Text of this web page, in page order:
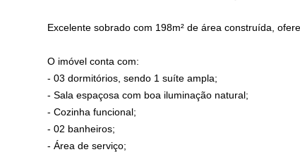
Excelente sobrado com 198m² de área construída,
O imóvel conta com:
- 03 dormitórios, sendo 1 suíte ampla;
- Sala espaçosa com boa iluminação natural;
- Cozinha funcional;
- 02 banheiros;
- Área de serviço;